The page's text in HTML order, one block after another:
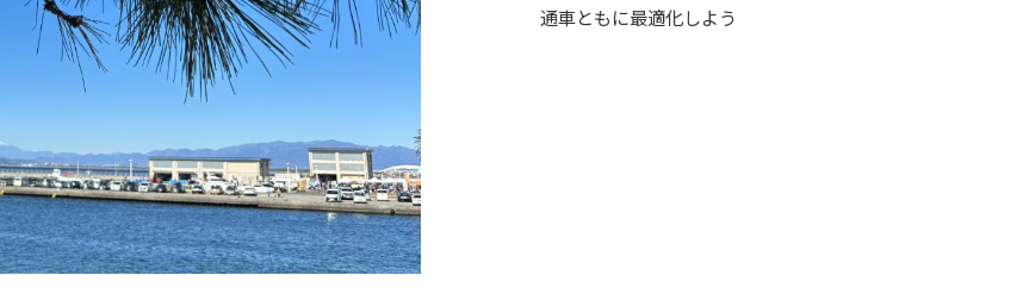
通車ともに最適化しよう